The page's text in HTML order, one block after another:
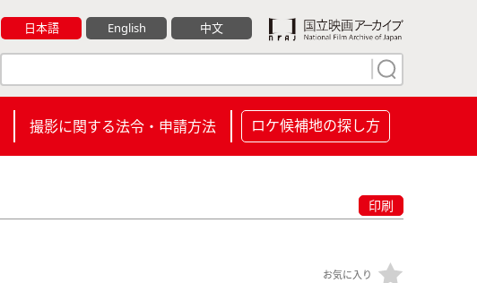
日本語 English 中文
撮影に関する法令・申請方法 ロケ候補地の探し方
印刷
お気に入り